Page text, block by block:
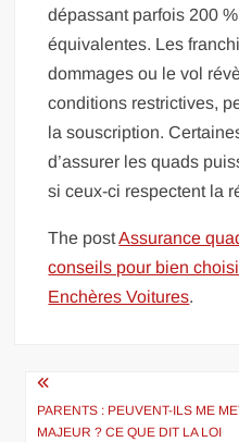
dépassant parfois 200
équivalentes. Les
dommages ou le vol
conditions restrictives,
la souscription.
d’assurer les quads
si ceux-ci respectent la
The postAssurance
conseils pour bien
Enchères Voitures.
Navigation
de
PARENTS : PEUVENT-ILS ME
MAJEUR ? CE QUE DIT LA LOI